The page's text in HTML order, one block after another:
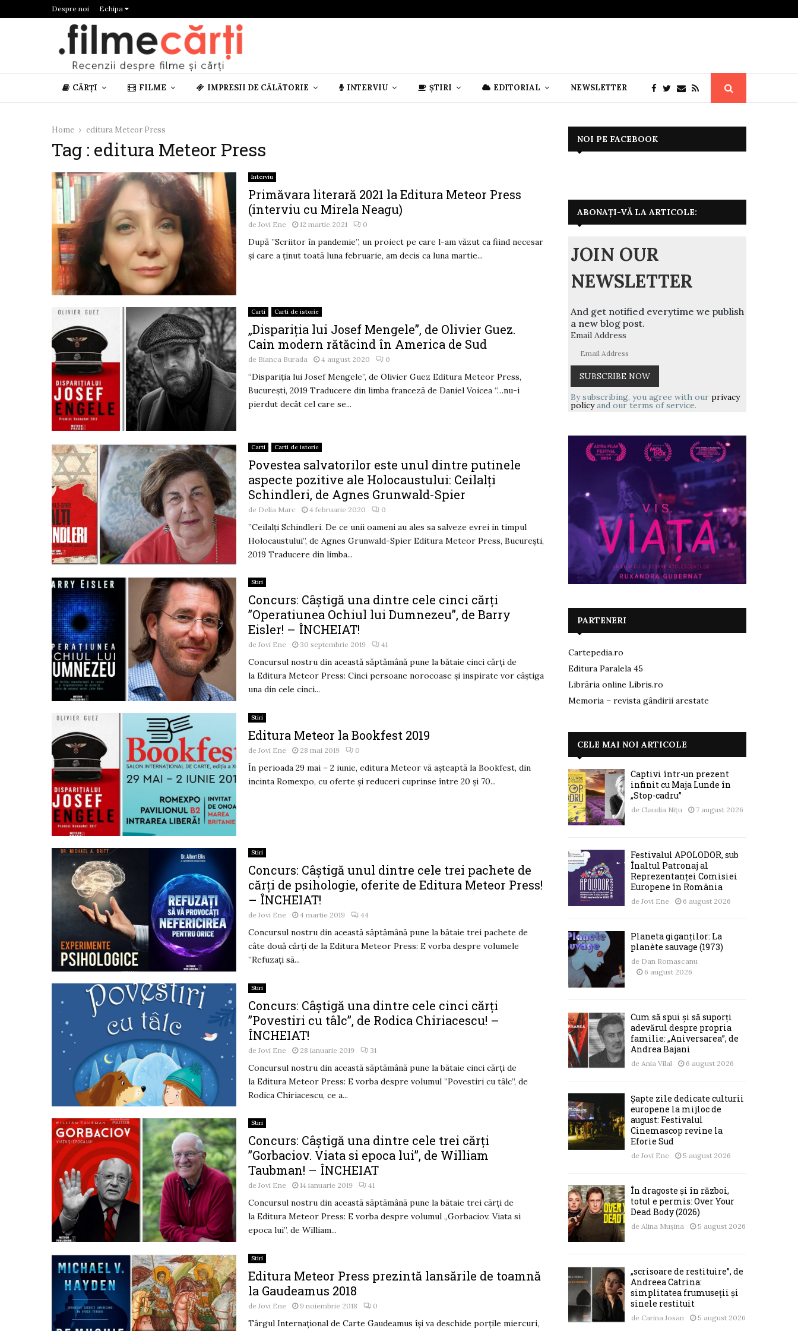
Despre noi Echipa
CĂRȚI FILME IMPRESII DE CĂLĂTORIE INTERVIU ȘTIRI EDITORIAL NEWSLETTER
Home editura Meteor Press
Tag : editura Meteor Press
Interviu
Primăvara literară 2021 la Editura Meteor Press
(interviu cu Mirela Neagu)
de Jovi Ene 12 martie 2021 0
După ”Scriitor în pandemie”, un proiect pe care l-am văzut ca fiind necesar
și care a ținut toată luna februarie, am decis ca luna martie...
Carti Carti de istorie
„Dispariția lui Josef Mengele”, de Olivier Guez.
Cain modern rătăcind în America de Sud
de Bianca Burada 4 august 2020 0
“Dispariția lui Josef Mengele”, de Olivier Guez Editura Meteor Press,
București, 2019 Traducere din limba franceză de Daniel Voicea “…nu-i
pierdut decât cel care se...
Carti Carti de istorie
Povestea salvatorilor este unul dintre putinele
aspecte pozitive ale Holocaustului: Ceilalți
Schindleri, de Agnes Grunwald-Spier
de Delia Marc 4 februarie 2020 0
”Ceilalți Schindleri. De ce unii oameni au ales sa salveze evrei in timpul
Holocaustului”, de Agnes Grunwald-Spier Editura Meteor Press, București,
2019 Traducere din limba...
Stiri
Concurs: Câștigă una dintre cele cinci cărți
”Operatiunea Ochiul lui Dumnezeu”, de Barry
Eisler! – ÎNCHEIAT!
deJovi Ene 30 septembrie 2019 41
Concursul nostru din această săptămână pune la bătaie cinci cărți de
la Editura Meteor Press: Cinci persoane norocoase și inspirate vor câștiga
una din cele cinci...
Stiri
Editura Meteor la Bookfest 2019
de Jovi Ene 28 mai 2019 0
În perioada 29 mai – 2 iunie, editura Meteor vă aşteaptă la Bookfest, din
incinta Romexpo, cu oferte şi reduceri cuprinse între 20 şi 70...
Stiri
Concurs: Câștigă unul dintre cele trei pachete de
cărți de psihologie, oferite de Editura Meteor Press!
– ÎNCHEIAT!
deJovi Ene 4 martie 2019 44
Concursul nostru din această săptămână pune la bătaie trei pachete de
câte două cărți de la Editura Meteor Press: E vorba despre volumele
”Refuzaţi să...
Stiri
Concurs: Câștigă una dintre cele cinci cărți
”Povestiri cu tâlc”, de Rodica Chiriacescu! –
ÎNCHEIAT!
de Jovi Ene 28 ianuarie 2019 31
Concursul nostru din această săptămână pune la bătaie cinci cărți de
la Editura Meteor Press: E vorba despre volumul ”Povestiri cu tâlc”, de
Rodica Chiriacescu, ce a...
Stiri
Concurs: Câștigă una dintre cele trei cărți
”Gorbaciov. Viata si epoca lui”, de William
Taubman! – ÎNCHEIAT
deJovi Ene 14 ianuarie 2019 41
Concursul nostru din această săptămână pune la bătaie trei cărți de
la Editura Meteor Press: E vorba despre volumul „Gorbaciov. Viata si
epoca lui”, de William...
Stiri
Editura Meteor Press prezintă lansările de toamnă
la Gaudeamus 2018
de Jovi Ene 9 noiembrie 2018 0
Târgul Internaţional de Carte Gaudeamus îşi va deschide porţile miercuri,
NOI PE FACEBOOK
ABONAȚI-VĂ LA ARTICOLE:
JOIN OUR
NEWSLETTER
And get notified everytime we publish
a new blog post.
Email Address
By subscribing, you agree with our privacy
policyand our terms of service.
PARTENERI
Cartepedia.ro
Editura Paralela 45
Librăria online Libris.ro
Memoria – revista gândirii arestate
CELE MAI NOI ARTICOLE
Captivi într-un prezent
infinit cu Maja Lunde în
„Stop-cadru”
de Claudia Nițu 7 august 2026
Festivalul APOLODOR, sub
Înaltul Patronaj al
Reprezentanței Comisiei
Europene în România
de Jovi Ene 6 august 2026
Planeta giganților: La
planète sauvage (1973)
de Dan Romascanu
6 august 2026
Cum să spui și să suporți
adevărul despre propria
familie: „Aniversarea”, de
Andrea Bajani
de Ania Vilal 6 august 2026
Șapte zile dedicate culturii
europene la mijloc de
august: Festivalul
Cinemascop revine la
Eforie Sud
de Jovi Ene 5 august 2026
În dragoste și în război,
totul e permis: Over Your
Dead Body (2026)
de Alina Mușina 5 august 2026
„scrisoare de restituire”, de
Andreea Catrina:
simplitatea frumuseții și
sinele restituit
de Carina Josan 5 august 2026